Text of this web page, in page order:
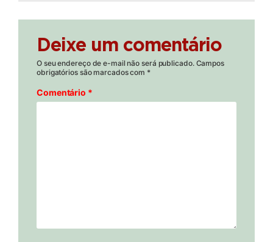
Deixe um comentário
O seu endereço de e-mail não será publicado. Campos
obrigatórios são marcados com *
Comentário *